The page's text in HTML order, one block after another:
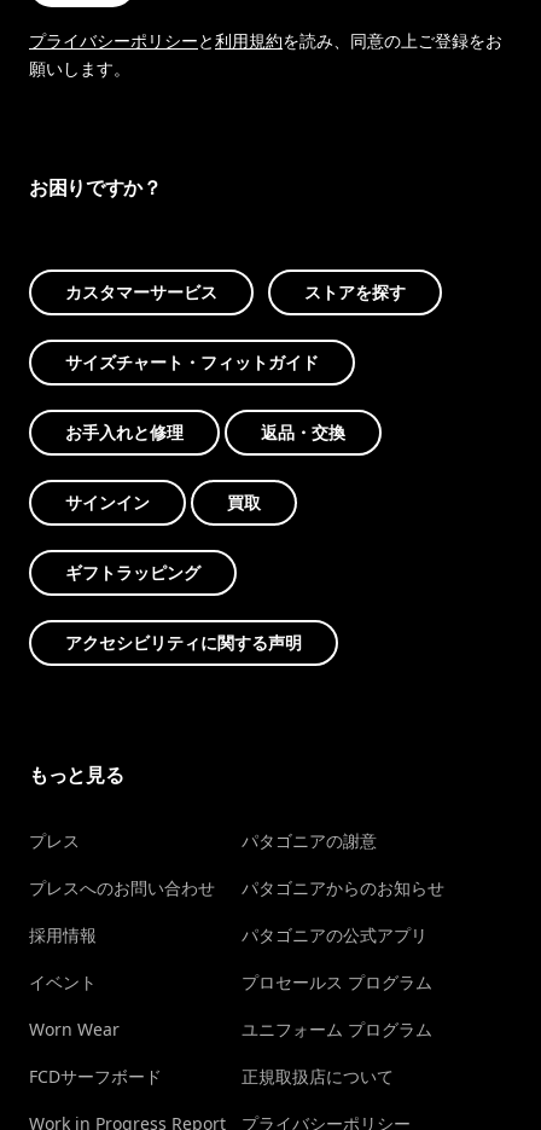
プライバシーポリシーと利用規約を読み、同意の上ご登録をお
願いします。
お困りですか？
カスタマーサービス ストアを探す
サイズチャート・フィットガイド
お手入れと修理 返品・交換
サインイン 買取
ギフトラッピング
アクセシビリティに関する声明
もっと見る
プレス
プレスへのお問い合わせ
採用情報
イベント
Worn Wear
FCDサーフボード
Work in Progress Report
パタゴニアの謝意
パタゴニアからのお知らせ
パタゴニアの公式アプリ
プロセールス プログラム
ユニフォーム プログラム
正規取扱店について
プライバシーポリシー